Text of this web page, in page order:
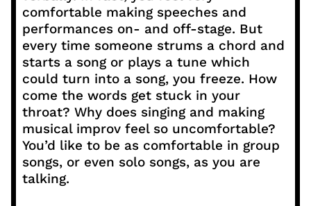
comfortable making speeches and
performances on- and off-stage. But
every time someone strums a chord and
starts a song or plays a tune which
could turn into a song, you freeze. How
come the words get stuck in your
throat? Why does singing and making
musical improv feel so uncomfortable?
You’d like to be as comfortable in group
songs, or even solo songs, as you are
talking.